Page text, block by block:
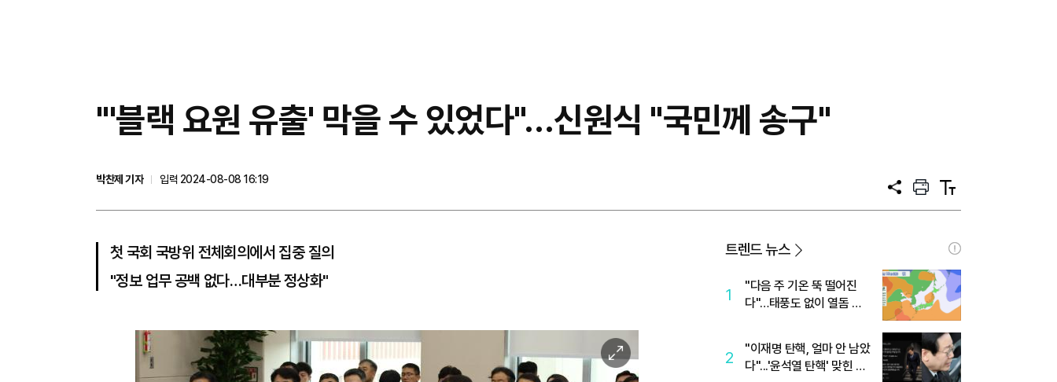
"'블랙 요원 유출' 막을 수 있었다"…신원식 "국민께 송구"
박찬제 기자
입력 2024-08-08 16:19
공
프
트
텍
트
첫 국회 국방위 전체회의에서 집중 질의
"정보 업무 공백 없다…대부분 정상화"
이
미
트렌드 뉴스
1
"다음 주 기온 뚝 떨어진
다"…태풍도 없이 열돔 박
2
"이재명 탄핵, 얼마 안 남았
다"...'윤석열 탄핵' 맞힌 무